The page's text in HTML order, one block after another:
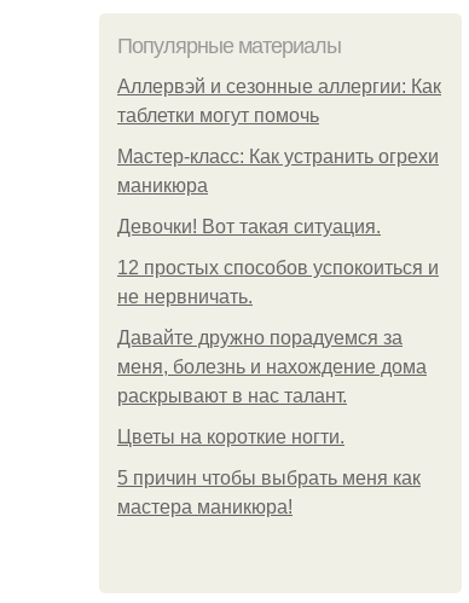
Популярные материалы
Аллервэй и сезонные аллергии: Как
таблетки могут помочь
Мастер-класс: Как устранить огрехи
маникюра
Девочки! Вот такая ситуация.
12 простых способов успокоиться и
не нервничать.
Давайте дружно порадуемся за
меня, болезнь и нахождение дома
раскрывают в нас талант.
Цветы на короткие ногти.
5 причин чтобы выбрать меня как
мастера маникюра!